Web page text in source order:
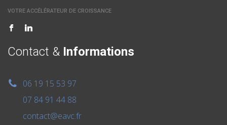
VOTRE ACCÉLÉRATEUR DE CROISSANCE
Contact & Informations
06 19 15 53 97
07 84 91 44 88
contact@eavc.fr